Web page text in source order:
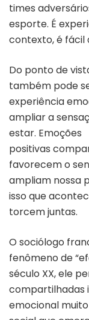
times
esporte. É
contexto, é fácil
Do ponto de
também pode
experiência
ampliar a
estar. Emoções
positivas
favorecem o
ampliam nossa
isso que
torcem juntas.
O sociólogo
fenômeno de
século XX, ele
compartilhadas
emocional